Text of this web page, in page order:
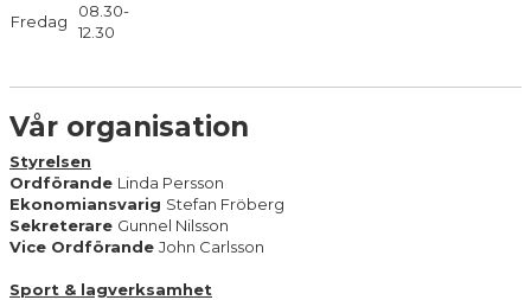
Fredag
08.30-
12.30
Vår organisation
Styrelsen
Ordförande Linda Persson
Ekonomiansvarig Stefan Fröberg
Sekreterare Gunnel Nilsson
Vice Ordförande John Carlsson
Sport & lagverksamhet